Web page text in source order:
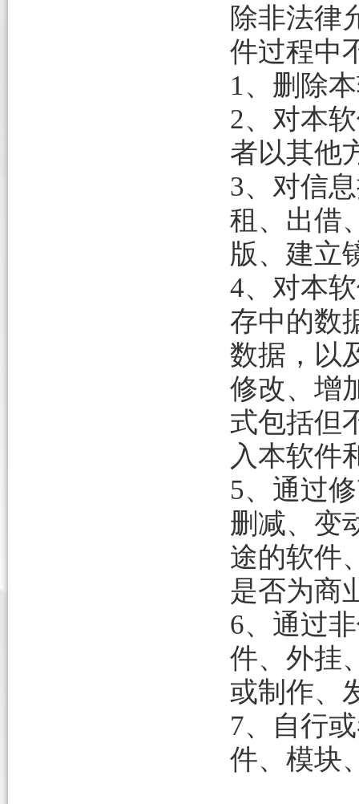
除非法律
件过程中
1、删除
2、对本
者以其他
3、对信
租、出借
版、建立
4、对本
存中的数
数据，以
修改、增
式包括但
入本软件
5、通过
删减、变
途的软件
是否为商
6、通过
件、外挂
或制作、
7、自行
件、模块